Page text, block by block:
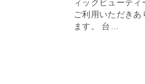
ィックビューテ
ご利用いただきあ
ます。 台…